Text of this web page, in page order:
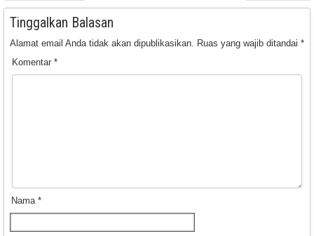
Tinggalkan Balasan
Alamat email Anda tidak akan dipublikasikan. Ruas yang wajib ditandai *
Komentar *
Nama *